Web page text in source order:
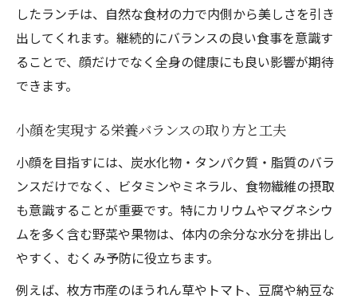
したランチは、自然な食材の力で内側から美しさを引き
出してくれます。継続的にバランスの良い食事を意識す
ることで、顔だけでなく全身の健康にも良い影響が期待
できます。
小顔を実現する栄養バランスの取り方と工夫
小顔を目指すには、炭水化物・タンパク質・脂質のバラ
ンスだけでなく、ビタミンやミネラル、食物繊維の摂取
も意識することが重要です。特にカリウムやマグネシウ
ムを多く含む野菜や果物は、体内の余分な水分を排出し
やすく、むくみ予防に役立ちます。
例えば、枚方市産のほうれん草やトマト、豆腐や納豆な